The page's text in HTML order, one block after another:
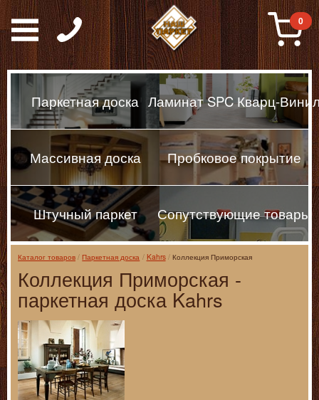
Паркет, Штучный
0
Паркетная доска Ламинат SPC Кварц-
Массивная доска Пробковое покрытие
Штучный паркет Сопутствующие товары
Каталог товаров Паркетная доска Kahrs Коллекция Приморская
Коллекция Приморская -
паркетная доска Kahrs